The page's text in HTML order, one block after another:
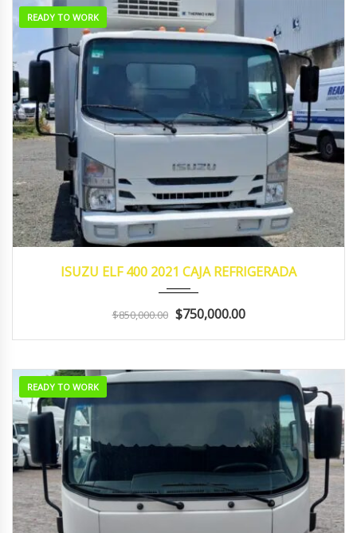
READY TO WORK
ISUZU ELF 400 2021 CAJA REFRIGERADA
$850,000.00 $750,000.00
READY TO WORK